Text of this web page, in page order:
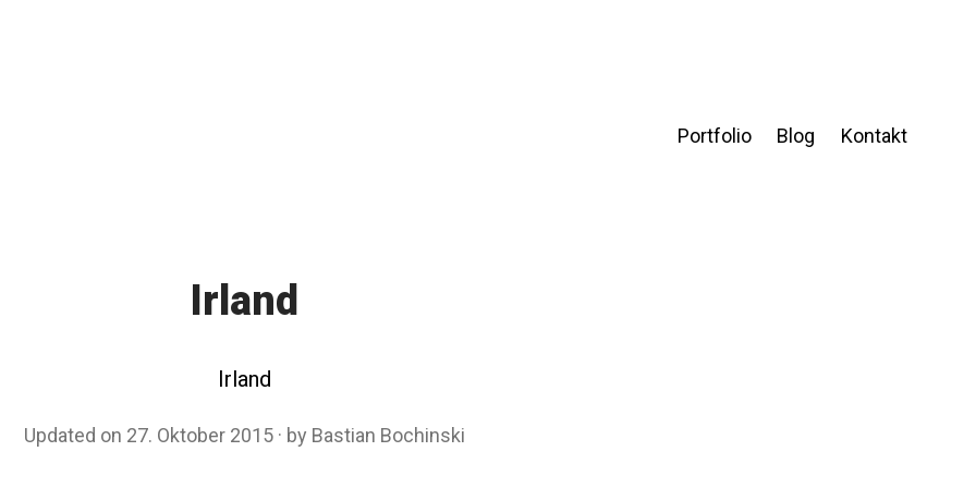
Portfolio Blog Kontakt
Irland
Irland
Updated on 27. Oktober 20152 by Bastian Bochinski